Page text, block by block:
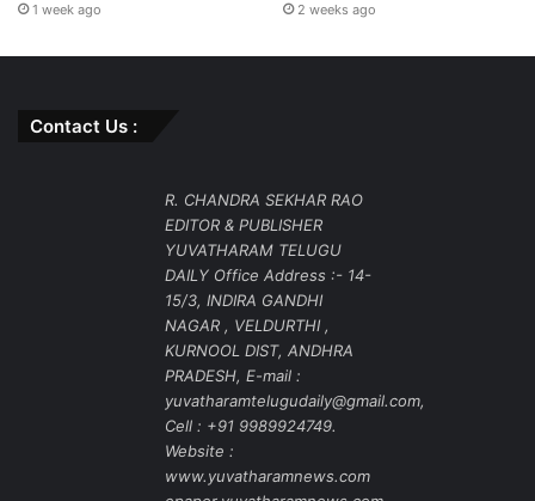
1 week ago 2 weeks ago
Contact Us :
R. CHANDRA SEKHAR RAO
EDITOR & PUBLISHER
YUVATHARAM TELUGU
DAILY Office Address :- 14-
15/3, INDIRA GANDHI
NAGAR , VELDURTHI ,
KURNOOL DIST, ANDHRA
PRADESH, E-mail :
yuvatharamtelugudaily@gmail.com,
Cell : +91 9989924749.
Website :
www.yuvatharamnews.com